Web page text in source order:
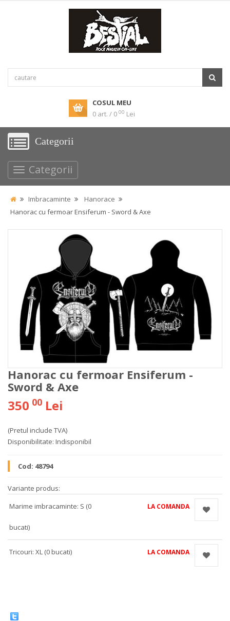
COSUL MEU
0 art. / 0 00 Lei
Categorii
Categorii
Imbracaminte
Hanorace
Hanorac cu fermoar Ensiferum - Sword & Axe
Hanorac cu fermoar Ensiferum -
Sword & Axe
350 00 Lei
(Pretul include TVA)
Disponibilitate: Indisponibil
Cod: 48794
Variante produs:
Marime imbracaminte: S (0
bucati)
LA COMANDA
Tricouri: XL (0 bucati) LA COMANDA